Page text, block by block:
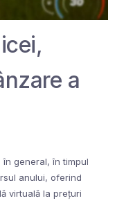
a
general, în timpul
anului, oferind
virtuală la prețuri